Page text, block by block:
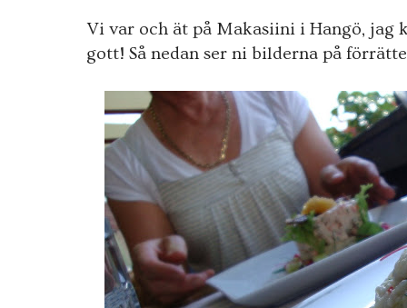
Vi var och ät på Makasiini i Hangö, jag
gott! Så nedan ser ni bilderna på